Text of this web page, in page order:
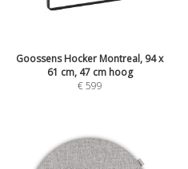
Goossens Hocker Montreal, 94 x
61 cm, 47 cm hoog
€599